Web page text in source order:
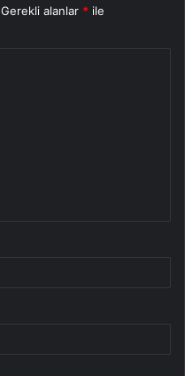
Gerekli alanlar * ile